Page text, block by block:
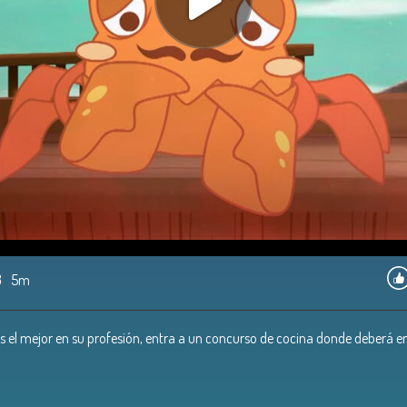
5m
el mejor en su profesión, entra a un concurso de cocina donde deberá